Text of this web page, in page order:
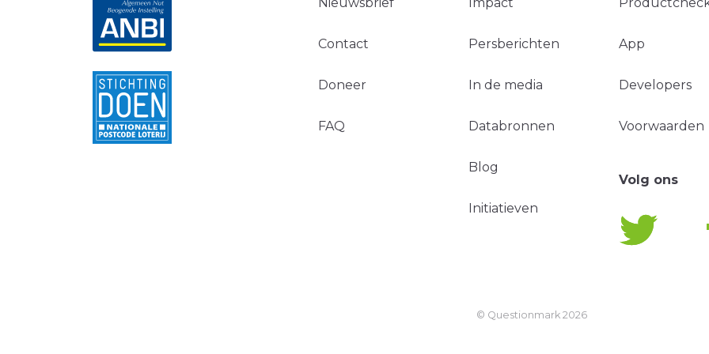
Contact
Doneer
FAQ
Persberichten
In de media
Databronnen
Blog
Initiatieven
App
Developers
Voorwaarden
Volg ons
© Questionmark 2026